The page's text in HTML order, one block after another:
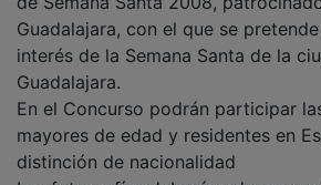
Guadalajara, con el que se
interés de la Semana Santa de la
Guadalajara.
En el Concurso podrán participar
mayores de edad y residentes en
distinción de nacionalidad
Las fotografías deberán adecuarse